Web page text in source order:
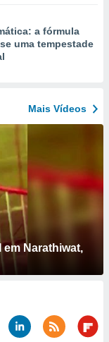
a fórmula
uma tempestade
Mais Vídeos
Narathiwat,